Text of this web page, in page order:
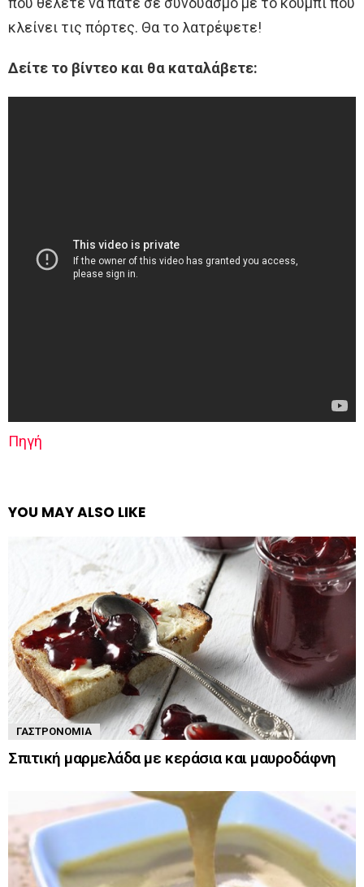
κλείνει τις πόρτες. Θα το λατρέψετε!
Δείτε το βίντεο και θα καταλάβετε:
Πηγή
YOU MAY ALSO LIKE
ΓΑΣΤΡΟΝΟΜΊΑ
Σπιτική μαρμελάδα με κεράσια και μαυροδάφνη